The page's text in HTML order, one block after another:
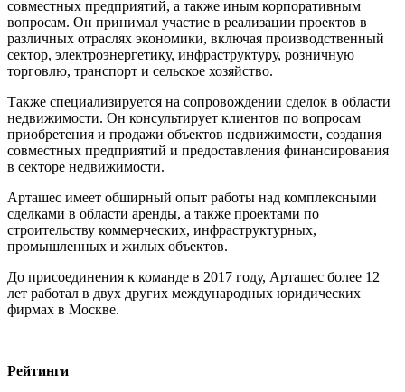
совместных предприятий, а также иным корпоративным
вопросам. Он принимал участие в реализации проектов в
различных отраслях экономики, включая производственный
сектор, электроэнергетику, инфраструктуру, розничную
торговлю, транспорт и сельское хозяйство.
Также специализируется на сопровождении сделок в области
недвижимости. Он консультирует клиентов по вопросам
приобретения и продажи объектов недвижимости, создания
совместных предприятий и предоставления финансирования
в секторе недвижимости.
Арташес имеет обширный опыт работы над комплексными
сделками в области аренды, а также проектами по
строительству коммерческих, инфраструктурных,
промышленных и жилых объектов.
До присоединения к команде в 2017 году, Арташес более 12
лет работал в двух других международных юридических
фирмах в Москве.
Рейтинги